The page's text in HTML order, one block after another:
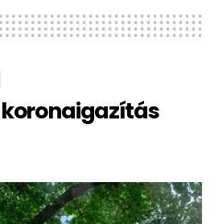
koronaigazítás